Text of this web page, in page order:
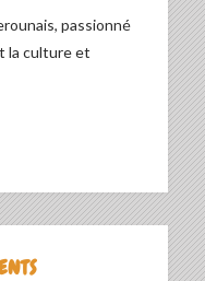
passionné
la culture et